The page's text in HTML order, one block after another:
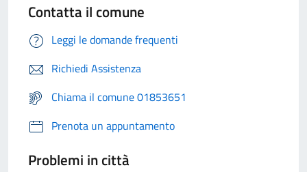
Contatta il comune
Leggi le domande frequenti
Richiedi Assistenza
Chiama il comune 01853651
Prenota un appuntamento
Problemi in città